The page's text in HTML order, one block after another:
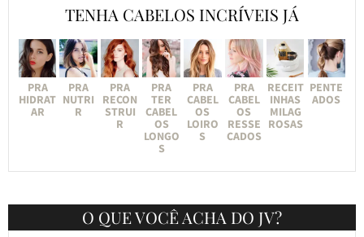
TENHA CABELOS INCRÍVEIS JÁ
PRA
HIDRAT
AR
PRA
NUTRI
R
PRA
RECON
STRUI
R
PRA
TER
CABEL
OS
LONGO
S
PRA
CABEL
OS
LOIRO
S
PRA
CABEL
OS
RESSE
CADOS
RECEIT
INHAS
MILAG
ROSAS
PENTE
ADOS
O QUE VOCÊ ACHA DO JV?